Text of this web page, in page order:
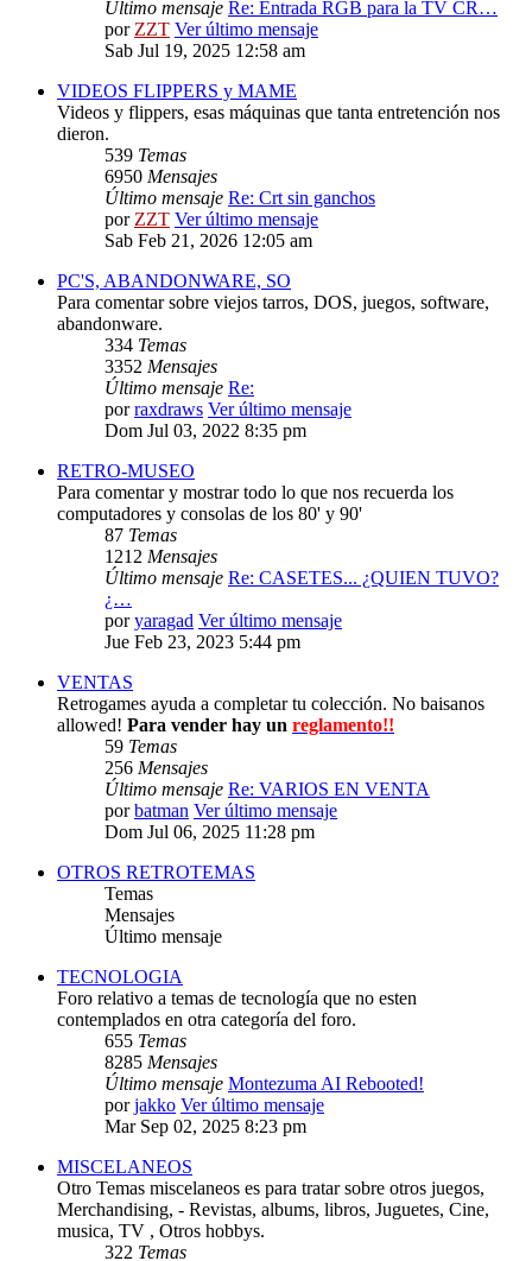
Último mensaje Re: Entrada RGB para la TV CR…
porZZT Ver último mensaje
Sab Jul 19, 2025 12:58 am
VIDEOS FLIPPERS y MAME
Videos y flippers, esas máquinas que tanta entretención nos
dieron.
539 Temas
6950 Mensajes
Último mensaje Re: Crt sin ganchos
porZZT Ver último mensaje
Sab Feb 21, 2026 12:05 am
PC'S, ABANDONWARE, SO
Para comentar sobre viejos tarros, DOS, juegos, software,
abandonware.
334 Temas
3352 Mensajes
Último mensaje Re:
porraxdraws Ver último mensaje
Dom Jul 03, 2022 8:35 pm
RETRO-MUSEO
Para comentar y mostrar todo lo que nos recuerda los
computadores y consolas de los 80' y 90'
87 Temas
1212 Mensajes
Último mensaje Re: CASETES... ¿QUIEN TUVO?
¿…
poryaragad Ver último mensaje
Jue Feb 23, 2023 5:44 pm
VENTAS
Retrogames ayuda a completar tu colección. No baisanos
allowed! Para vender hay un reglamento!!
59 Temas
256 Mensajes
Último mensaje Re: VARIOS EN VENTA
porbatman Ver último mensaje
Dom Jul 06, 2025 11:28 pm
OTROS RETROTEMAS
Temas
Mensajes
Último mensaje
TECNOLOGIA
Foro relativo a temas de tecnología que no esten
contemplados en otra categoría del foro.
655 Temas
8285 Mensajes
Último mensaje Montezuma AI Rebooted!
porjakko Ver último mensaje
Mar Sep 02, 2025 8:23 pm
MISCELANEOS
Otro Temas miscelaneos es para tratar sobre otros juegos,
Merchandising, - Revistas, albums, libros, Juguetes, Cine,
musica, TV , Otros hobbys.
322 Temas